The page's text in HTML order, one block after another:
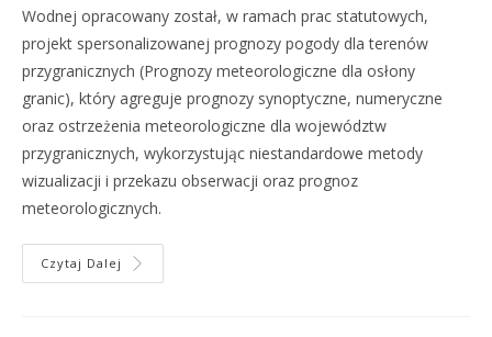
Wodnej opracowany został, w ramach prac statutowych,
projekt spersonalizowanej prognozy pogody dla terenów
przygranicznych (Prognozy meteorologiczne dla osłony
granic), który agreguje prognozy synoptyczne, numeryczne
oraz ostrzeżenia meteorologiczne dla województw
przygranicznych, wykorzystując niestandardowe metody
wizualizacji i przekazu obserwacji oraz prognoz
meteorologicznych.
Czytaj Dalej